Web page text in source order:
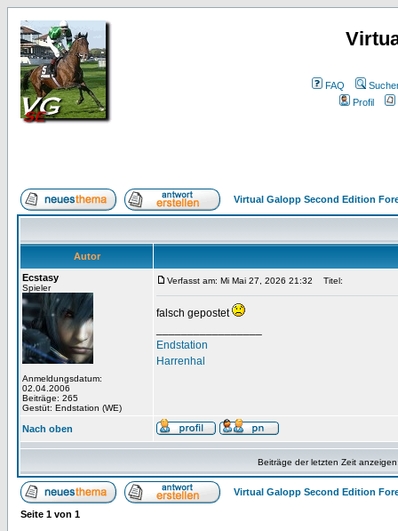
FAQ
Profil
Virtual Galopp Second Edition
Autor
Ecstasy
Spieler
Anmeldungsdatum:
02.04.2006
Beiträge: 265
Gestüt: Endstation (WE)
Verfasst am: Mi Mai 27, 2026 21:32 Titel:
falsch gepostet
Endstation
Harrenhal
Nach oben
Beiträge der letzten Zeit
Virtual Galopp Second Edition
Seite 1 von 1